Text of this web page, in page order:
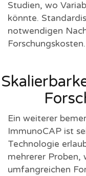
Studien, wo
könnte.
notwendigen
Forschungskosten.
Ein weiterer
ImmunoCAP ist
Technologie
mehrerer Proben,
umfangreichen